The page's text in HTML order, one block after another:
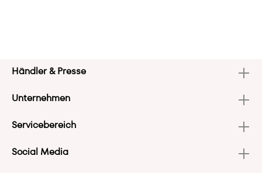
Händler & Presse
Unternehmen
Servicebereich
Social Media